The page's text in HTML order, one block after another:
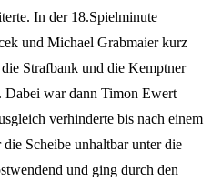
In der 18.Spielminute
und Michael Grabmaier kurz
Strafbank und die Kemptner
Dabei war dann Timon Ewert
verhinderte bis nach einem
Scheibe unhaltbar unter die
und ging durch den